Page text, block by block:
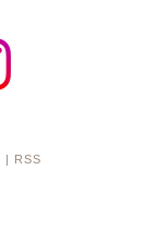
RSS